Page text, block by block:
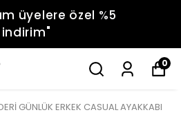
üyelere özel %5
indirim"
0
GÜNLÜK ERKEK CASUAL AYAKKABI